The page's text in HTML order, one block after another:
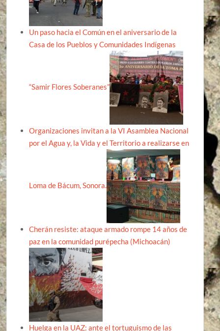
Un paso hacia el Común en el aniversario de la
Casa de los Pueblos y Comunidades Indígenas
“Samir Flores Soberanes”
Organizaciones invitan a la VI Asamblea Nacional
por el Agua y, la Vida y el Territorio a realizarse en
Loma de Bácum, Sonora.
Cherán resiste: ataque armado rompe 14 años de
paz en la comunidad purépecha (Michoacán)
Huelga en la UAZ: ante el tortuguismo de las